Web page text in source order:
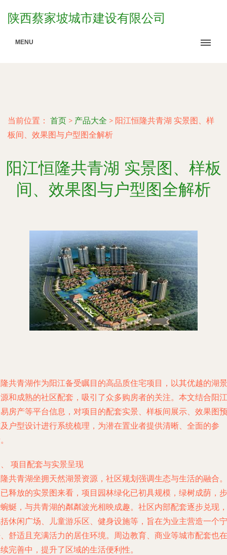
陕西蔡家坡城市建设有限公司
MENU
当前位置： 首页 > 产品大全 > 阳江恒隆共青湖 实景图、样
板间、效果图与户型图全解析
阳江恒隆共青湖 实景图、样板
间、效果图与户型图全解析
共青湖作为阳江备受瞩目的高品质住宅项目，以其优越的湖景
和成熟的社区配套，吸引了众多购房者的关注。本文结合阳江
房产等平台信息，对项目的配套实景、样板间展示、效果图预
户型设计进行系统梳理，为潜在置业者提供清晰、全面的参
项目配套与实景呈现
共青湖坐拥天然湖景资源，社区规划强调生态与生活的融合。
释放的实景图来看，项目园林绿化已初具规模，绿树成荫，步
蜒，与共青湖的粼粼波光相映成趣。社区内部配套逐步兑现，
休闲广场、儿童游乐区、健身设施等，旨在为业主营造一个宁
舒适且充满活力的居住环境。周边教育、商业等城市配套也在
完善中，提升了区域的生活便利性。